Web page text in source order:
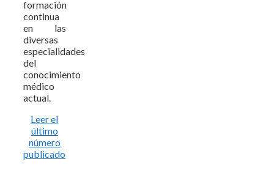
formación
continua
en las
diversas
especialidades
del
conocimiento
médico
actual.
Leer el
último
número
publicado